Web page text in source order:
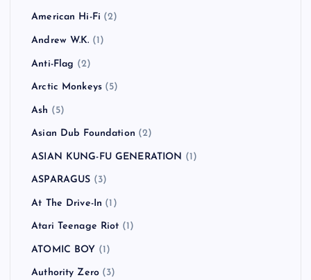
American Hi-Fi (2)
Andrew W.K. (1)
Anti-Flag (2)
Arctic Monkeys (5)
Ash (5)
Asian Dub Foundation (2)
ASIAN KUNG-FU GENERATION (1)
ASPARAGUS (3)
At The Drive-In (1)
Atari Teenage Riot (1)
ATOMIC BOY (1)
Authority Zero (3)